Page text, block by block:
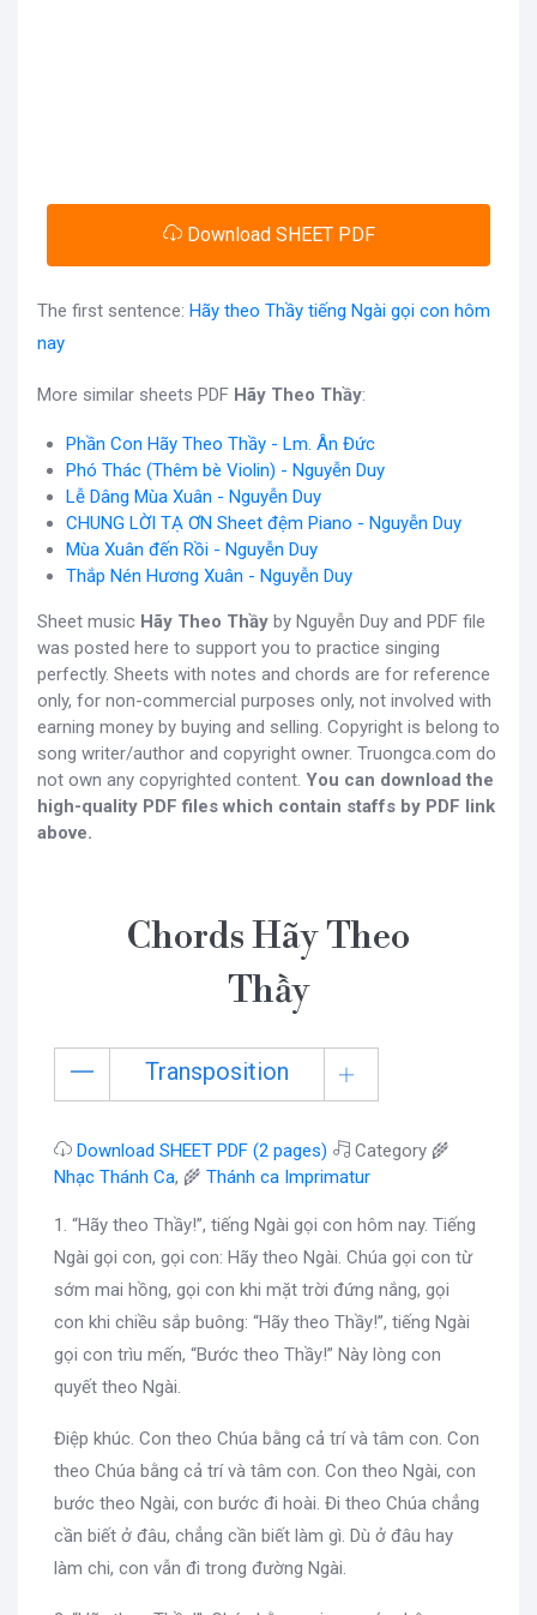
Download SHEET PDF
The first sentence: Hãy theo Thầy tiếng Ngài gọi con hôm
nay
More similar sheets PDF Hãy Theo Thầy:
Phần Con Hãy Theo Thầy - Lm. Ân Đức
Phó Thác (Thêm bè Violin) - Nguyễn Duy
Lễ Dâng Mùa Xuân - Nguyễn Duy
CHUNG LỜI TẠ ƠN Sheet đệm Piano - Nguyễn Duy
Mùa Xuân đến Rồi - Nguyễn Duy
Thắp Nén Hương Xuân - Nguyễn Duy
Sheet music Hãy Theo Thầy by Nguyễn Duy and PDF file
was posted here to support you to practice singing
perfectly. Sheets with notes and chords are for reference
only, for non-commercial purposes only, not involved with
earning money by buying and selling. Copyright is belong to
song writer/author and copyright owner. Truongca.com do
not own any copyrighted content. You can download the
high-quality PDF files which contain staffs by PDF link
above.
Chords Hãy Theo
Thầy
Transposition
Download SHEET PDF (2 pages)
Category 🌾
Nhạc Thánh Ca, 🌾 Thánh ca Imprimatur
1. “Hãy theo Thầy!”, tiếng Ngài gọi con hôm nay. Tiếng
Ngài gọi con, gọi con: Hãy theo Ngài. Chúa gọi con từ
sớm mai hồng, gọi con khi mặt trời đứng nắng, gọi
con khi chiều sắp buông: “Hãy theo Thầy!”, tiếng Ngài
gọi con trìu mến, “Bước theo Thầy!” Này lòng con
quyết theo Ngài.
Điệp khúc. Con theo Chúa bằng cả trí và tâm con. Con
theo Chúa bằng cả trí và tâm con. Con theo Ngài, con
bước theo Ngài, con bước đi hoài. Đi theo Chúa chẳng
cần biết ở đâu, chẳng cần biết làm gì. Dù ở đâu hay
làm chi, con vẫn đi trong đường Ngài.